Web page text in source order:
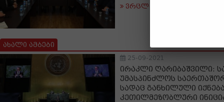
ვრცლად
ახალი ამბები
25-09-2021
ირაკლი ღარიბაშვილი:
უმასპინძლოს
სადაც განხილული
კეთილმეზობლური